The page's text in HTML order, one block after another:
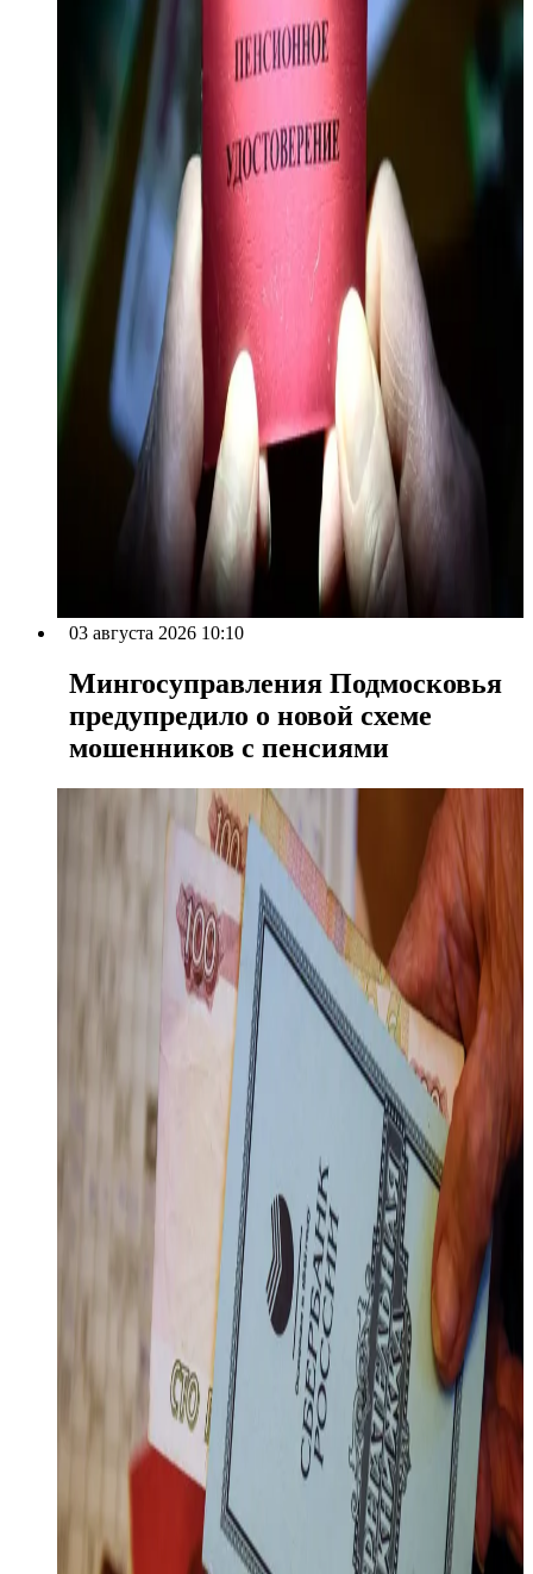
03 августа 2026 10:10
Мингосуправления Подмосковья
предупредило о новой схеме
мошенников с пенсиями